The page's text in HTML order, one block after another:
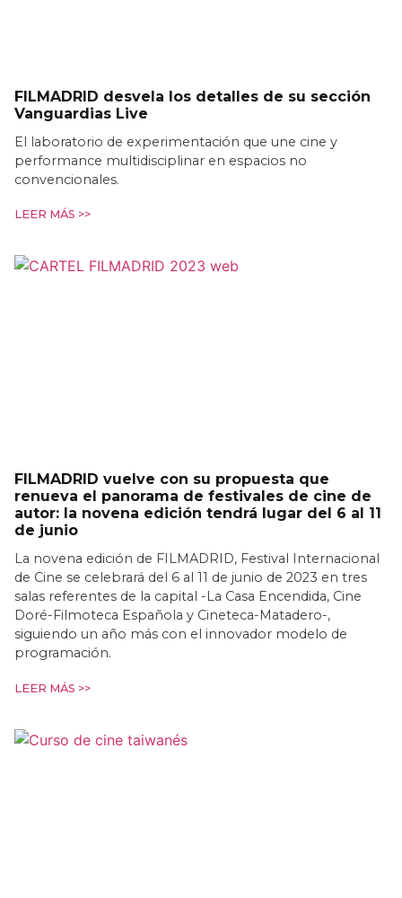
FILMADRID desvela los detalles de su sección
Vanguardias Live
El laboratorio de experimentación que une cine y
performance multidisciplinar en espacios no
convencionales.
LEER MÁS >>
FILMADRID vuelve con su propuesta que
renueva el panorama de festivales de cine de
autor: la novena edición tendrá lugar del 6 al 11
de junio
La novena edición de FILMADRID, Festival Internacional
de Cine se celebrará del 6 al 11 de junio de 2023 en tres
salas referentes de la capital -La Casa Encendida, Cine
Doré-Filmoteca Española y Cineteca-Matadero-,
siguiendo un año más con el innovador modelo de
programación.
LEER MÁS >>